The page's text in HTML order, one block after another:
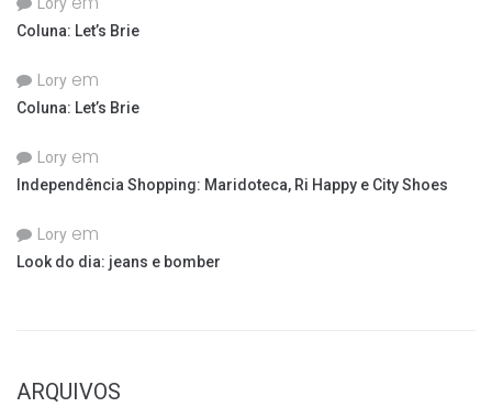
Coluna: Let’s Brie
Lory em
Coluna: Let’s Brie
Lory em
Independência Shopping: Maridoteca, Ri Happy e City Shoes
Lory em
Look do dia: jeans e bomber
ARQUIVOS